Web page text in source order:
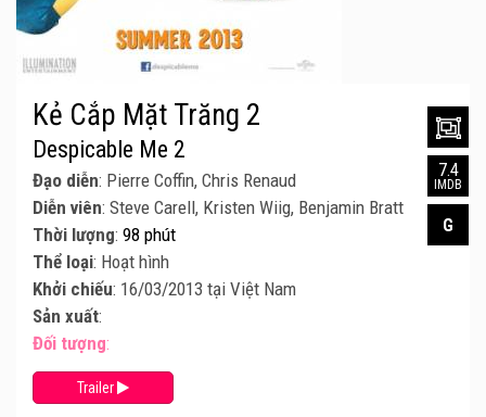
Kẻ Cắp Mặt Trăng 2
Despicable Me 2
Đạo diễn: Pierre Coffin, Chris Renaud
Diễn viên: Steve Carell, Kristen Wiig, Benjamin Bratt
Thời lượng: 98 phút
Thể loại: Hoạt hình
Khởi chiếu: 16/03/2013 tại Việt Nam
Sản xuất:
Đối tượng:
Trailer
7.4
IMDB
G